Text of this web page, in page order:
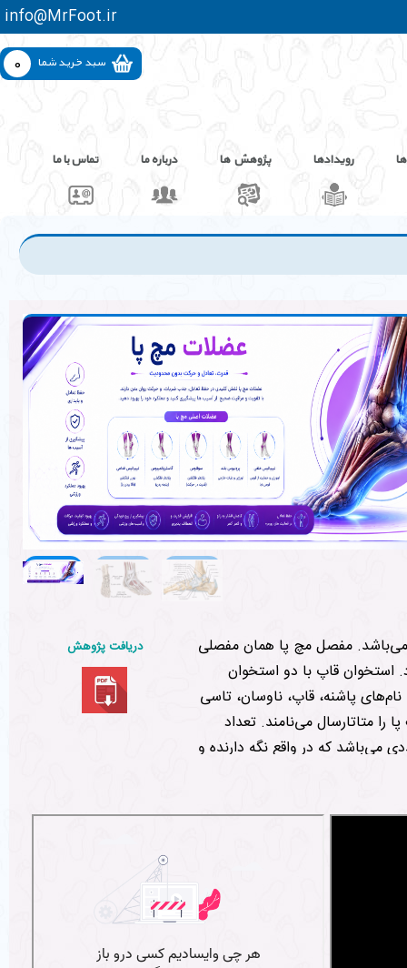
info@MrFoot.ir
0
سبد خرید شما
رویدادها پژوهش ها درباره ما تماس با ما
می‌باشد. مفصل مچ پا همان مفصلی
قاپ با دو استخوان
پاشنه، قاپ، ناوسان، تاسی
متاتارسال می‌نامند. تعداد
می‌باشد که در واقع نگه دارنده و
پاشنه‌ای قاپی، خلفی پاشنه‌ای
دریافت پژوهش